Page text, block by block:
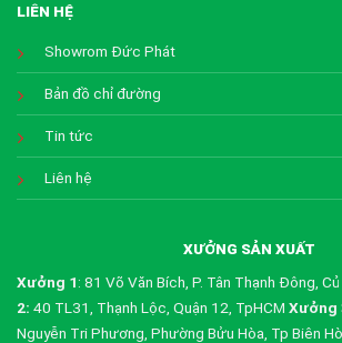
LIÊN HỆ
Showrom Đức Phát
Bản đồ chỉ đường
Tin tức
Liên hệ
XƯỞNG SẢN XUẤT
Xưởng 1: 81 Võ Văn Bích, P. Tân Thạnh Đông, Củ
2: 40 TL31, Thạnh Lộc, Quận 12, TpHCM Xưởng
Nguyễn Tri Phương, Phường Bửu Hòa, Tp Biên